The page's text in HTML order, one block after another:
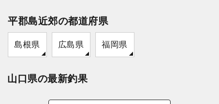
平郡島近郊の都道府県
島根県 広島県 福岡県
山口県の最新釣果